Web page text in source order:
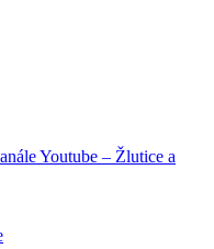
Youtube – Žlutice a